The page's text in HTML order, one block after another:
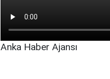
Anka Haber Ajansı